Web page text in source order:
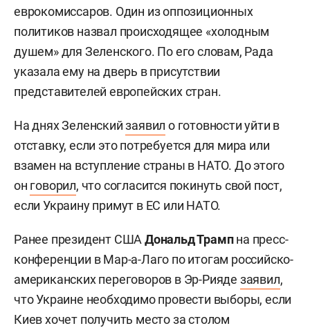
еврокомиссаров. Один из оппозиционных
политиков назвал происходящее «холодным
душем» для Зеленского. По его словам, Рада
указала ему на дверь в присутствии
представителей европейских стран.
На днях Зеленскийзаявил о готовности уйти в
отставку, если это потребуется для мира или
взамен на вступление страны в НАТО. До этого
он говорил, что согласится покинуть свой пост,
если Украину примут в ЕС или НАТО.
Ранее президент США Дональд Трампна пресс-
конференции в Мар-а-Лаго по итогам российско-
американских переговоров в Эр-Рияде заявил,
что Украине необходимо провести выборы, если
Киев хочет получить место за столом